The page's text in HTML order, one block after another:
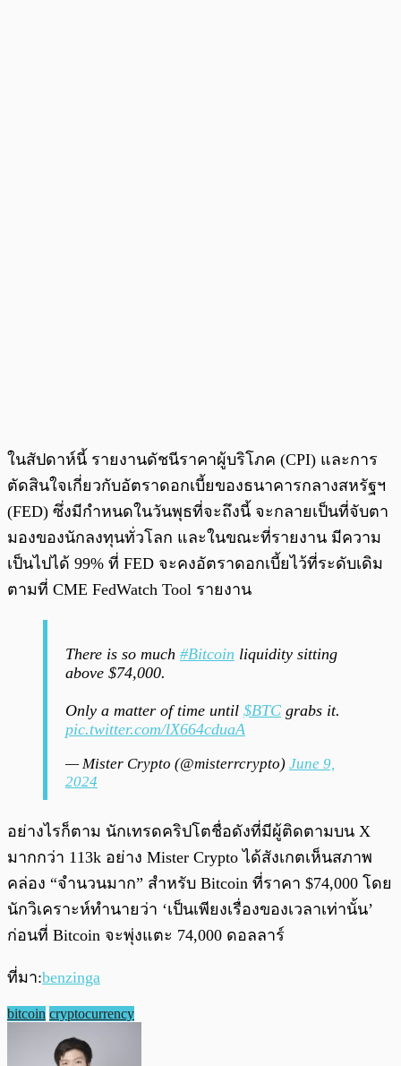
ในสัปดาห์นี้ รายงานดัชนีราคาผู้บริโภค (CPI) และการ
ตัดสินใจเกี่ยวกับอัตราดอกเบี้ยของธนาคารกลางสหรัฐฯ
(FED) ซึ่งมีกำหนดในวันพุธที่จะถึงนี้ จะกลายเป็นที่จับตา
มองของนักลงทุนทั่วโลก และในขณะที่รายงาน มีความ
เป็นไปได้ 99% ที่ FED จะคงอัตราดอกเบี้ยไว้ที่ระดับเดิม
ตามที่ CME FedWatch Tool รายงาน
There is so much #Bitcoin liquidity sitting
above $74,000.
Only a matter of time until $BTC grabs it.
pic.twitter.com/lX664cduaA
— Mister Crypto (@misterrcrypto) June 9,
2024
อย่างไรก็ตาม นักเทรดคริปโตชื่อดังที่มีผู้ติดตามบน X
มากกว่า 113k อย่าง Mister Crypto ได้สังเกตเห็นสภาพ
คล่อง “จำนวนมาก” สำหรับ Bitcoin ที่ราคา $74,000 โดย
นักวิเคราะห์ทำนายว่า ‘เป็นเพียงเรื่องของเวลาเท่านั้น’
ก่อนที่ Bitcoin จะพุ่งแตะ 74,000 ดอลลาร์
ที่มา:benzinga
bitcoin cryptocurrency